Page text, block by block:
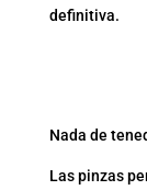
definitiva.
Nada de
Las pinzas